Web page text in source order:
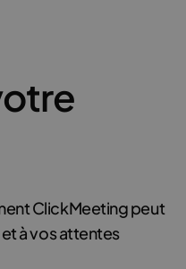
ClickMeeting peut
à vos attentes